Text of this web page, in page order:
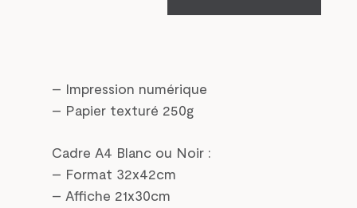
– Impression numérique
– Papier texturé 250g
Cadre A4 Blanc ou Noir :
– Format 32x42cm
– Affiche 21x30cm